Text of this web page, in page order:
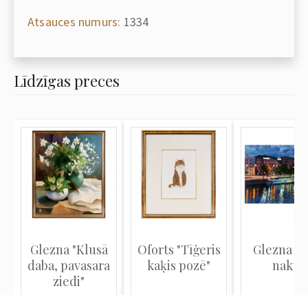
Atsauces numurs: 1334
Līdzīgas preces
Glezna "Klusā
daba, pavasara
ziedi"
Oforts "Tīģeris
kaķis pozē"
Glezna
naktī"